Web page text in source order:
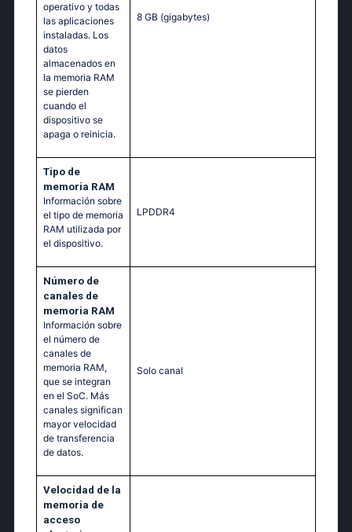
operativo y todas
las aplicaciones
instaladas. Los
datos
almacenados en
la memoria RAM
se pierden
cuando el
dispositivo se
apaga o reinicia.
8 GB (gigabytes)
Tipo de
memoria RAM
Información sobre
el tipo de memoria
RAM utilizada por
el dispositivo.
LPDDR4
Número de
canales de
memoria RAM
Información sobre
el número de
canales de
memoria RAM,
que se integran
en el SoC. Más
canales significan
mayor velocidad
de transferencia
de datos.
Solo canal
Velocidad de la
memoria de
acceso